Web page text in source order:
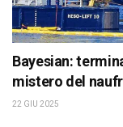
Bayesian:
mistero del
22 GIU 2025